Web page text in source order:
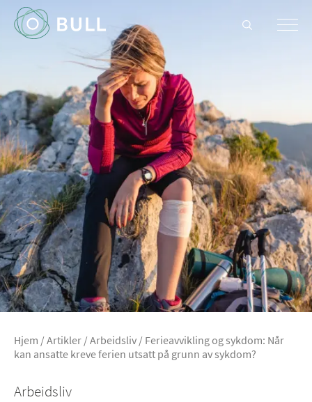
Hjem /Artikler /Arbeidsliv / Ferieavvikling og sykdom: Når
kan ansatte kreve ferien utsatt på grunn av sykdom?
Arbeidsliv